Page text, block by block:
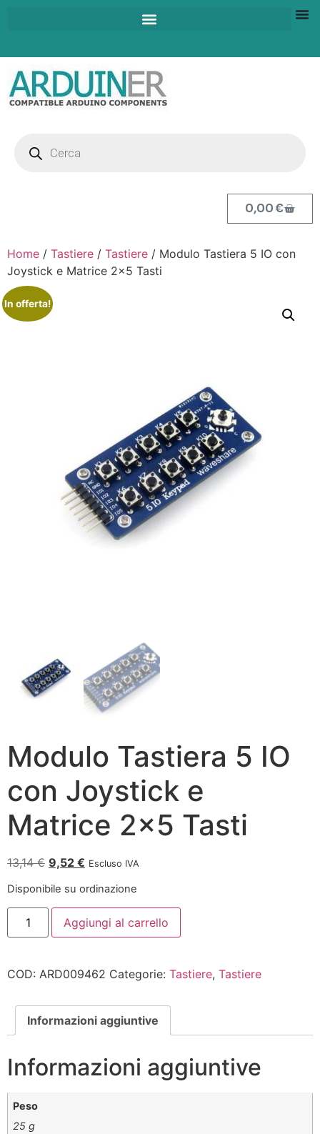
0,00€
Home / Tastiere / Tastiere / Modulo Tastiera 5 IO con
Joystick e Matrice 2×5 Tasti
In offerta!
Modulo Tastiera 5 IO
con Joystick e
Matrice 2×5 Tasti
13,14€ 9,52 € Escluso IVA
Disponibile su ordinazione
Aggiungi al carrello
COD: ARD009462 Categorie: Tastiere, Tastiere
Informazioni aggiuntive
Informazioni aggiuntive
Peso
25 g